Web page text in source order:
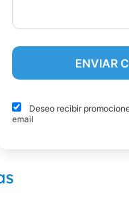
Deseo recibir
email